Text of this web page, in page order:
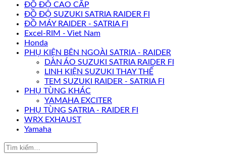
ĐỒ ĐỘ CAO CẤP
ĐỒ ĐỘ SUZUKI SATRIA RAIDER FI
ĐỒ MÁY RAIDER - SATRIA FI
Excel-RIM - Viet Nam
Honda
PHỤ KIỆN BÊN NGOÀI SATRIA - RAIDER
DÀN ÁO SUZUKI SATRIA RAIDER FI
LINH KIỆN SUZUKI THAY THẾ
TEM SUZUKI RAIDER - SATRIA FI
PHỤ TÙNG KHÁC
YAMAHA EXCITER
PHỤ TÙNG SATRIA - RAIDER FI
WRX EXHAUST
Yamaha